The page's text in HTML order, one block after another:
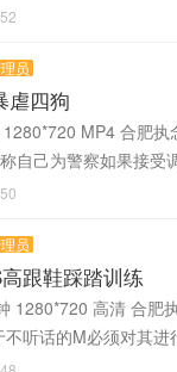
员
虐四狗
MP4 合肥
自己为警察如果接受
员
跟鞋踩踏训练
1280*720 高清 合肥
不听话的M必须对其